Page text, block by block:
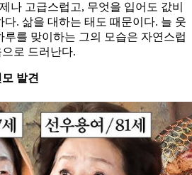
나 고급스럽고, 무엇을 입어도 값비
. 삶을 대하는 태도 때문이다. 늘 웃
루를 맞이하는 그의 모습은 자연스럽
로 드러난다.
발견